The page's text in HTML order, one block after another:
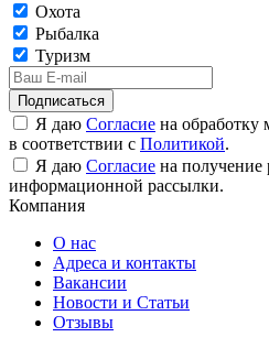
Охота
Рыбалка
Туризм
Подписаться
Я даю Согласие на
в соответствии с Политикой.
Я даю Согласие на получение
информационной рассылки.
Компания
О нас
Адреса и контакты
Вакансии
Новости и Статьи
Отзывы